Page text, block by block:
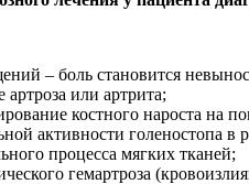
– боль становится
артроза или артрита;
костного нароста на
активности голеностопа
процесса мягких тканей;
гемартроза